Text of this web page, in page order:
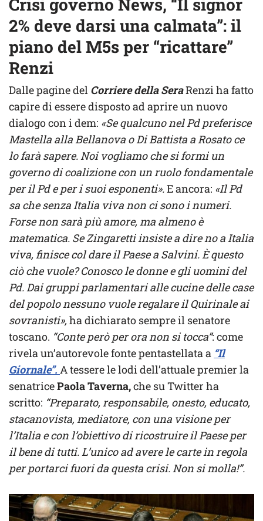
Crisi governo News, “Il signor
2% deve darsi una calmata”: il
piano del M5s per “ricattare”
Renzi
Dalle pagine del Corriere della SeraRenzi ha fatto
capire di essere disposto ad aprire un nuovo
dialogo con i dem: «Se qualcuno nel Pd preferisce
Mastella alla Bellanova o Di Battista a Rosato ce
lo farà sapere. Noi vogliamo che si formi un
governo di coalizione con un ruolo fondamentale
per il Pd e per i suoi esponenti».E ancora: «Il Pd
sa che senza Italia viva non ci sono i numeri.
Forse non sarà più amore, ma almeno è
matematica. Se Zingaretti insiste a dire no a Italia
viva, finisce col dare il Paese a Salvini. È questo
ciò che vuole? Conosco le donne e gli uomini del
Pd. Dai gruppi parlamentari alle cucine delle case
del popolo nessuno vuole regalare il Quirinale ai
sovranisti»,ha dichiarato sempre il senatore
toscano. “Conte però per ora non si tocca”: come
rivela un’autorevole fonte pentastellata a “Il
Giornale”. A tessere le lodi dell’attuale premier la
senatricePaola Taverna,che su Twitter ha
scritto: “Preparato, responsabile, onesto, educato,
stacanovista, mediatore, con una visione per
l’Italia e con l’obiettivo di ricostruire il Paese per
il bene di tutti. L’unico ad avere le carte in regola
per portarci fuori da questa crisi. Non si molla!”.